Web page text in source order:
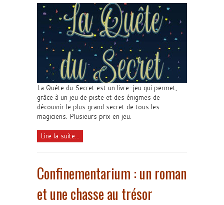
La Quête du Secret est un livre-jeu qui permet,
grâce à un jeu de piste et des énigmes de
découvrir le plus grand secret de tous les
magiciens. Plusieurs prix en jeu.
Lire la suite...
Confinementarium : un roman
et une chasse au trésor